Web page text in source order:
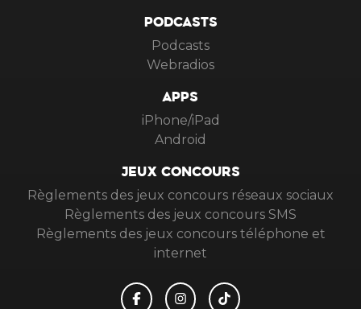
PODCASTS
Podcasts
Webradios
APPS
iPhone/iPad
Android
JEUX CONCOURS
Règlements des jeux concours réseaux sociaux
Règlements des jeux concours SMS
Règlements des jeux concours téléphone et
internet